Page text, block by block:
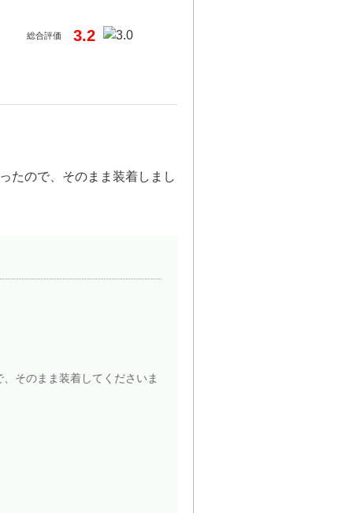
総合評価 3.2
たので、そのまま装着しまし
そのまま装着してくださいま